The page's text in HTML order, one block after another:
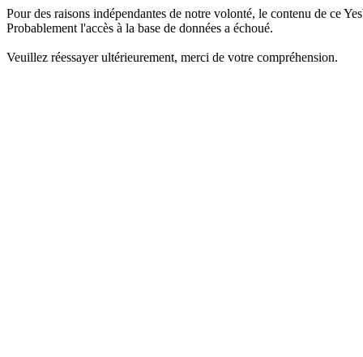
Pour des raisons indépendantes de notre volonté, le contenu de ce
Probablement l'accès à la base de données a échoué.
Veuillez réessayer ultérieurement, merci de votre compréhension.